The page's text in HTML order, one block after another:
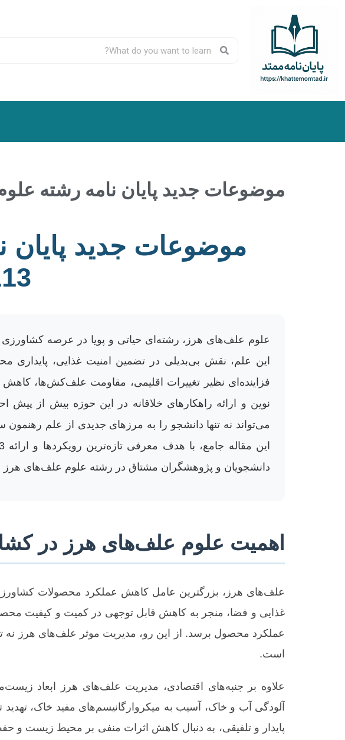
موضوعات جدید پایان نامه رشته علوم علف
موضوعات جدید
علوم علف‌های هرز، رشته‌ای حیاتی و پویا در عرصه کشاورزی
این علم، نقش بی‌بدیلی در تضمین امنیت غذایی،
فزاینده‌ای نظیر تغییرات اقلیمی، مقاومت علف‌کش‌ها،
نوین و ارائه راهکارهای خلاقانه در این حوزه بیش از
می‌تواند نه تنها دانشجو را به مرزهای جدیدی از علم
دانشجویان و پژوهشگران مشتاق در رشته علوم علف‌های هرز
اهمیت علوم علف‌های هرز در
علف‌های هرز، بزرگترین عامل کاهش عملکرد محصولات
عملکرد محصول برسد. از این رو، مدیریت موثر علف‌های هرز نه
است.
علاوه بر جنبه‌های اقتصادی، مدیریت علف‌های هرز ابعاد
آلودگی آب و خاک، آسیب به میکروارگانیسم‌های مفید خاک،
پایدار و تلفیقی، به دنبال کاهش اثرات منفی بر محیط زیست و